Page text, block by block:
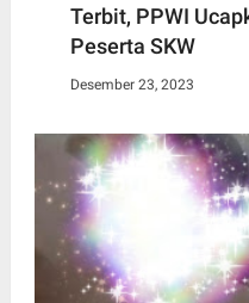
Terbit, PPWI
Peserta SKW
Desember 23, 2023